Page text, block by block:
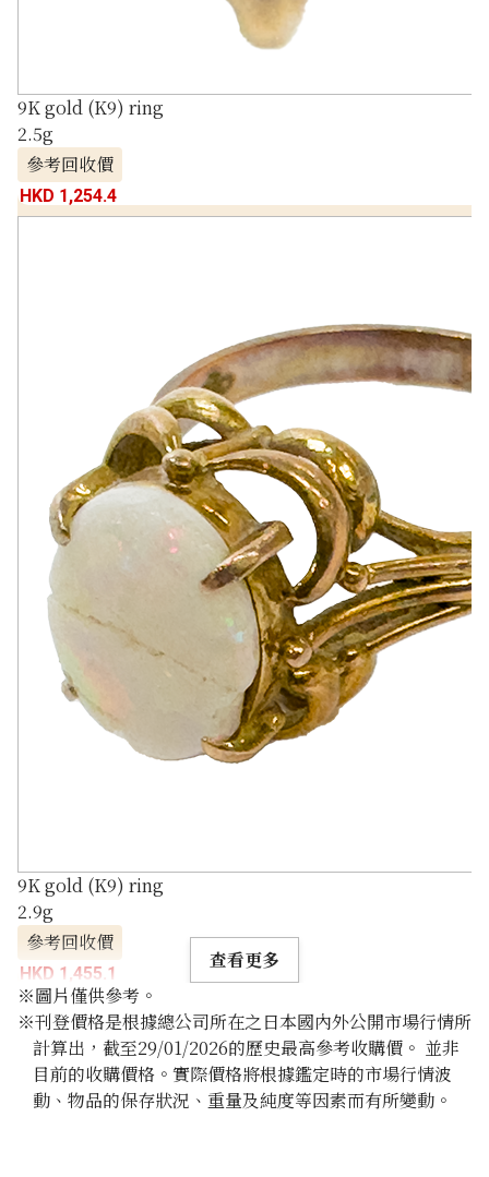
9K gold (K9) ring
2.5g
參考回收價
HKD 1,254.4
9K gold (K9) ring
2.9g
參考回收價
HKD 1,455.1
查看更多
※圖片僅供參考。
※刊登價格是根據總公司所在之日本國內外公開市場行情所
計算出，截至29/01/2026的歷史最高參考收購價。 並非
目前的收購價格。實際價格將根據鑑定時的市場行情波
動、物品的保存狀況、重量及純度等因素而有所變動。